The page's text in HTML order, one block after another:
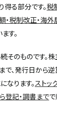
る部分です。税
税制改正・海外
す。
そのものです。
、発行日から
なります。ストッ
登記・調書まで